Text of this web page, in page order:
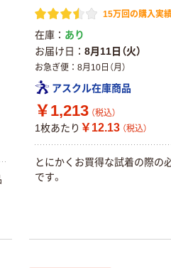
15万回の購入実
在庫
あり
お届け日
8月11日（火）
お急ぎ便 8月10日（月）
アスクル在庫商品
￥1,213 （税込）
1枚あたり ￥12.13 （税込）
とにかくお買得な試着の際の
です。